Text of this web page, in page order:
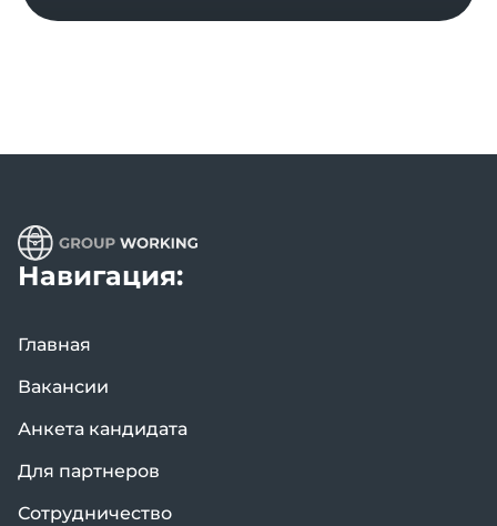
Навигация:
Главная
Вакансии
Анкета кандидата
Для партнеров
Сотрудничество